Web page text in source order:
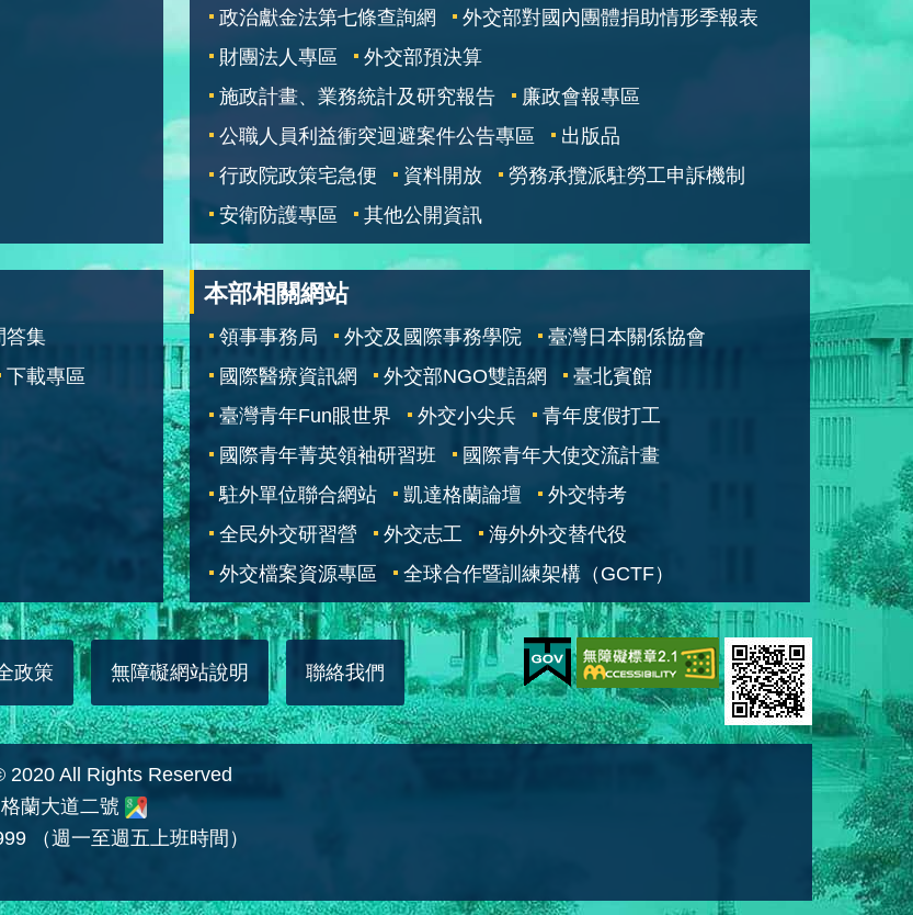
政治獻金法第七條查詢網
外交部對國內團體捐助情形季報表
財團法人專區
外交部預決算
施政計畫、業務統計及研究報告
廉政會報專區
公職人員利益衝突迴避案件公告專區
出版品
行政院政策宅急便
資料開放
勞務承攬派駐勞工申訴機制
安衛防護專區
其他公開資訊
答集
下載專區
本部相關網站
領事事務局 外交及國際事務學院
臺灣日本關係協會
國際醫療資訊網
外交部NGO雙語網
臺北賓館
臺灣青年Fun眼世界
外交小尖兵
青年度假打工
國際青年菁英領袖研習班
國際青年大使交流計畫
駐外單位聯合網站
凱達格蘭論壇
外交特考
全民外交研習營
外交志工
海外外交替代役
外交檔案資源專區
全球合作暨訓練架構（GCTF）
政策 無障礙網站說明 聯絡我們
All Rights Reserved
蘭大道二號
（週一至週五上班時間）